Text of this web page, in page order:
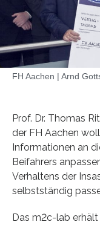
FH Aachen | Arnd
Prof. Dr. Thomas
der FH Aachen
Informationen an
Beifahrers
Verhaltens der
selbstständig
Das m2c-lab